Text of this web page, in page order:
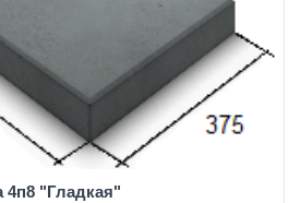
4п8 "Гладкая"